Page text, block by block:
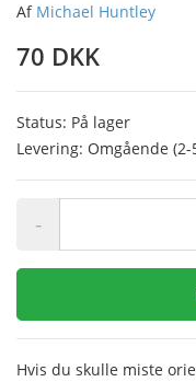
Af Michael Huntley
70 DKK
Status: På lager
Levering: Omgående
-
Hvis du skulle miste